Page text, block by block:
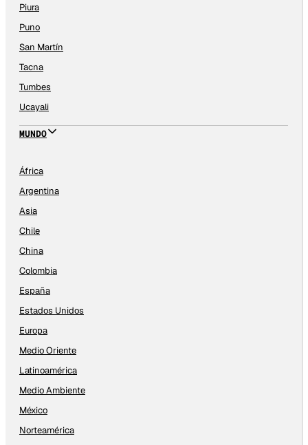
Piura
Puno
San Martín
Tacna
Tumbes
Ucayali
MUNDO
África
Argentina
Asia
Chile
China
Colombia
España
Estados Unidos
Europa
Medio Oriente
Latinoamérica
Medio Ambiente
México
Norteamérica